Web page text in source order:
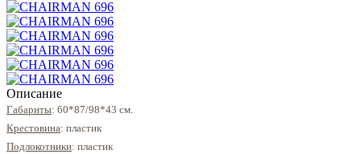
Описание
Габариты: 60*87/98*43 см.
Крестовина: пластик
Подлокотники: пластик